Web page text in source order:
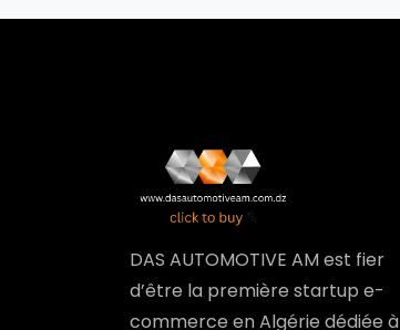
DAS AUTOMOTIVE AM est fier
d’être la première startup e-
commerce en Algérie dédiée à